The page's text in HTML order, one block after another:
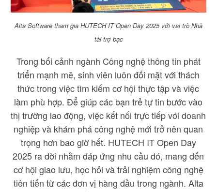
Alta Software tham gia HUTECH IT Open Day 2025 với vai trò Nhà
tài trợ bạc
Trong bối cảnh ngành Công nghệ thông tin phát
triển mạnh mẽ, sinh viên luôn đối mặt với thách
thức trong việc tìm kiếm cơ hội thực tập và việc
làm phù hợp. Để giúp các bạn trẻ tự tin bước vào
thị trường lao động, việc kết nối trực tiếp với doanh
nghiệp và khám phá công nghệ mới trở nên quan
trọng hơn bao giờ hết. HUTECH IT Open Day
2025 ra đời nhằm đáp ứng nhu cầu đó, mang đến
cơ hội giao lưu, học hỏi và trải nghiệm công nghệ
tiên tiến từ các đơn vị hàng đầu trong ngành. Alta